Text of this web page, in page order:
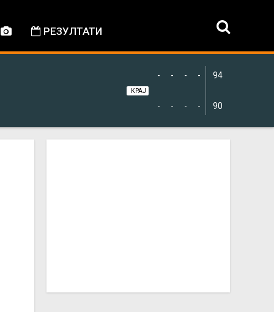
РЕЗУЛТАТИ
94
90
-
-
-
-
-
-
-
-
КРАЈ